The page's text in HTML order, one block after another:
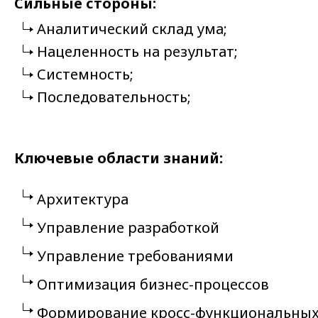
Аналитический склад ума;
Нацеленность на результат;
Системность;
Последовательность;
Ключевые области знаний:
Архитектура
Управление разработкой
Управление требованиями
Оптимизация бизнес-процессов
Формирование кросс-